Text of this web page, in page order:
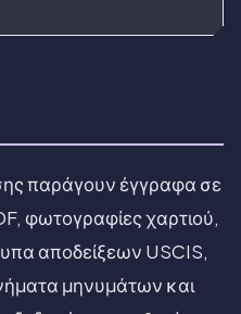
παράγουν έγγραφα σε
φωτογραφίες χαρτιού,
αποδείξεων USCIS,
μηνυμάτων και